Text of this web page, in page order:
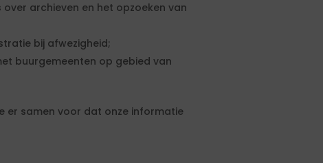
archieven en het opzoeken van
bij afwezigheid;
buurgemeenten op gebied van
er samen voor dat onze informatie